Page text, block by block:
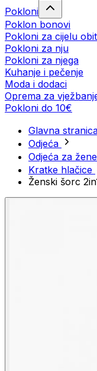
Pokloni
Poklon bonovi
Pokloni za cijelu
Pokloni za nju
Pokloni za njega
Kuhanje i pečenje
Moda i dodaci
Oprema za
Pokloni do 10€
Glavna
Odjeća
Odjeća za žene
Kratke hlačice
Ženski šorc